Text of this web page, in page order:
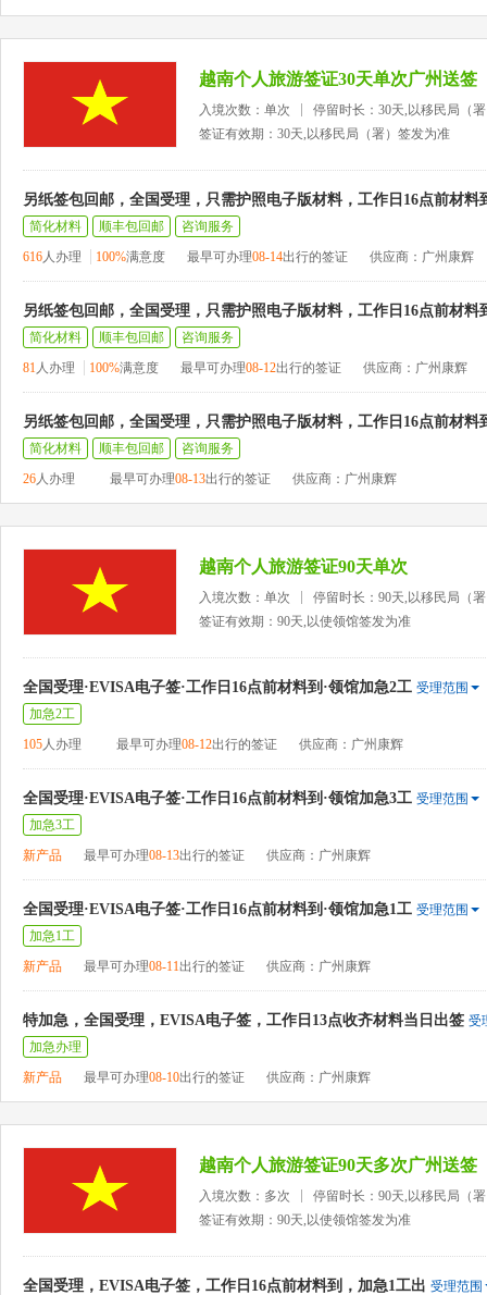
越南个人旅游签证30天单次广州送签
入境次数：单次
停留时长：30天,以移民局（
签证有效期：30天,以移民局（署）签发为准
另纸签包回邮，全国受理，只需护照电子版材料，工作日16点前材料
简化材料 顺丰包回邮
咨询服务
616人办理 100%满意度 最早可办理08-14出行的签证 供应商：广州康辉
另纸签包回邮，全国受理，只需护照电子版材料，工作日16点前材料
简化材料 顺丰包回邮
咨询服务
81人办理 100%满意度 最早可办理08-12出行的签证 供应商：广州康辉
另纸签包回邮，全国受理，只需护照电子版材料，工作日16点前材料
简化材料 顺丰包回邮
咨询服务
26人办理 最早可办理08-13出行的签证 供应商：广州康辉
越南个人旅游签证90天单次
入境次数：单次
停留时长：90天,以移民局（
签证有效期：90天,以使领馆签发为准
全国受理·EVISA电子签·工作日16点前材料到·领馆加急2工 受理范围
加急2工
105人办理 最早可办理08-12出行的签证 供应商：广州康辉
全国受理·EVISA电子签·工作日16点前材料到·领馆加急3工 受理范围
加急3工
新产品
最早可办理08-13出行的签证 供应商：广州康辉
全国受理·EVISA电子签·工作日16点前材料到·领馆加急1工 受理范围
加急1工
新产品
最早可办理08-11出行的签证 供应商：广州康辉
特加急，全国受理，EVISA电子签，工作日13点收齐材料当日出签 受
加急办理
新产品
最早可办理08-10出行的签证 供应商：广州康辉
越南个人旅游签证90天多次广州送签
入境次数：多次
停留时长：90天,以移民局（
签证有效期：90天,以使领馆签发为准
全国受理，EVISA电子签，工作日16点前材料到，加急1工出 受理范围